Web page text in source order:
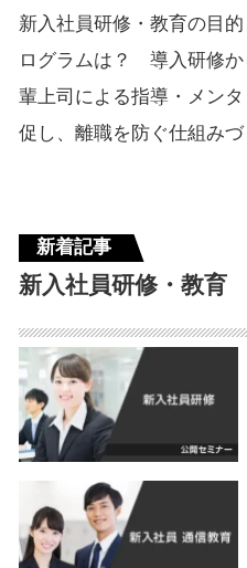
新入社員研修・教育の目
ログラムは？ 導入研修か
輩上司による指導・メン
促し、離職を防ぐ仕組みづ
新着記事
新入社員研修・教育